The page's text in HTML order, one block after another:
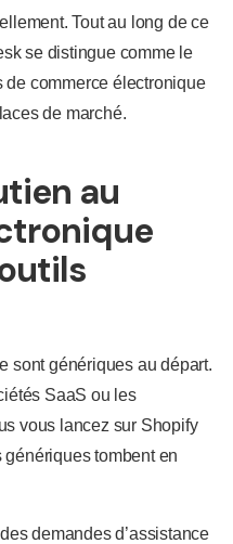
Tout au long de ce
se distingue comme le
commerce électronique
de marché.
au
sont génériques au départ.
SaaS ou les
vous lancez sur Shopify
tombent en
demandes d’assistance